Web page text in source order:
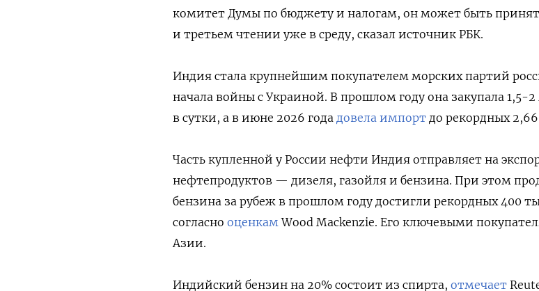
комитет Думы по бюджету и налогам, он может быть принят
и третьем чтении уже в среду, сказал источник РБК.
Индия стала крупнейшим покупателем морских партий
начала войны с Украиной. В прошлом году она закупала 1,5-
в сутки, а в июне 2026 года довела импорт до рекордных
Часть купленной у России нефти Индия отправляет на
нефтепродуктов — дизеля, газойля и бензина. При этом
бензина за рубеж в прошлом году достигли рекордных 400
согласно оценкам Wood Mackenzie. Его ключевыми
Азии.
Индийский бензин на 20% состоит из спирта, отмечает